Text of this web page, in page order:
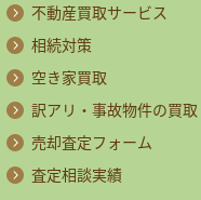
不動産買取サービス
相続対策
空き家買取
訳アリ・事故物件の買
売却査定フォーム
査定相談実績